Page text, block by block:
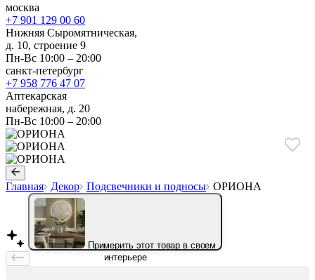
москва
+7 901 129 00 60
Нижняя Сыромятническая,
д. 10, строение 9
Пн-Вс 10:00 – 20:00
санкт-петербург
+7 958 776 47 07
Аптекарская
набережная, д. 20
Пн-Вс 10:00 – 20:00
Главная Декор Подсвечники и подносы ОРИОНА
Примерить этот товар в своем
интерьере